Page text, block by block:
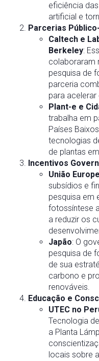
eficiência
artificial e
Parcerias
Caltech e
Berkeley:
colaboraram
pesquisa de
parceria
para
Plant-e e
trabalha em
Países
tecnologias
de plantas
Incentivos
União
subsídios e
pesquisa em
fotossíntese
a reduzir os
Japão: O
pesquisa de
de sua
carbono e
renováveis.
Educação e
UTEC no
Tecnologia
a Planta
locais sobre